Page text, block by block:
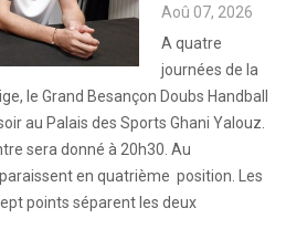
Aoû 07, 2026
A quatre
journées de la
le Grand Besançon Doubs Handball
au Palais des Sports Ghani Yalouz.
sera donné à 20h30. Au
en quatrième position. Les
points séparent les deux